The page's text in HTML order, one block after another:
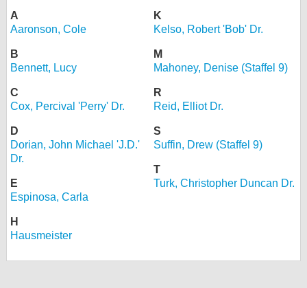
A
Aaronson, Cole
B
Bennett, Lucy
C
Cox, Percival 'Perry' Dr.
D
Dorian, John Michael 'J.D.'
Dr.
E
Espinosa, Carla
H
Hausmeister
K
Kelso, Robert 'Bob' Dr.
M
Mahoney, Denise (Staffel 9)
R
Reid, Elliot Dr.
S
Suffin, Drew (Staffel 9)
T
Turk, Christopher Duncan Dr.
Nutzungsbedingungen
Datenschutz
Cookie-Einstellungen
Desktop-Ansicht